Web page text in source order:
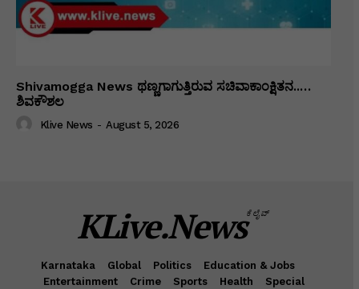
Shivamogga News ಥಣ್ಣಗಾಗುತ್ತಿರುವ ಸಚಿವಾಕಾಂಕ್ಷಿತನ..…
ಶಿವಕೌಶಲ
Klive News - August 5, 2026
KLive.Newsಕೆಲೈವ್
Karnataka Global Politics
Education & Jobs
Entertainment
Crime Sports Health Special